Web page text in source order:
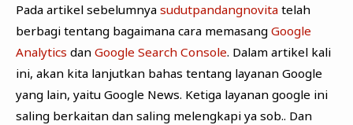
Pada artikel sebelumnya sudutpandangnovitatelah
berbagi tentang bagaimana cara memasang Google
Analytics dan Google Search Console. Dalam artikel kali
ini, akan kita lanjutkan bahas tentang layanan Google
yang lain, yaitu Google News. Ketiga layanan google ini
saling berkaitan dan saling melengkapi ya sob.. Dan